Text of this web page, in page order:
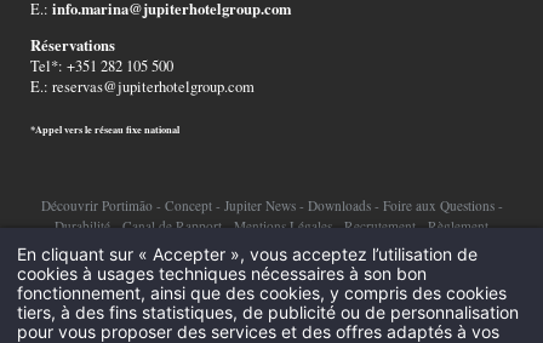
E.:info.marina@jupiterhotelgroup.com
Réservations
Tel*: +351 282 105 500
E.:reservas@jupiterhotelgroup.com
*Appel vers le réseau fixe national
Découvrir Portimão- Concept- Jupiter News- Downloads- Foire aux Questions-
Durabilité-Canal de Rapport-Mentions Légales-Recrutement-Règlement
alternatif de litiges -Politique de confidentialité-Cookies
©2026 Jupiter Hotel Group
En cliquant sur « Accepter », vous acceptez l’utilisation de
cookies à usages techniques nécessaires à son bon
fonctionnement, ainsi que des cookies, y compris des cookies
tiers, à des fins statistiques, de publicité ou de personnalisation
pour vous proposer des services et des offres adaptés à vos